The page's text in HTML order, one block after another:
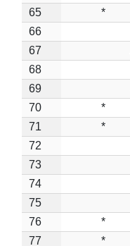
65
*
66
67
68
69
70
*
71
*
72
73
74
75
76
*
77
*